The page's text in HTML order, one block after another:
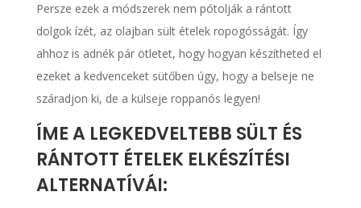
Persze ezek a módszerek nem pótolják a rántott
dolgok ízét, az olajban sült ételek ropogósságát. Így
ahhoz is adnék pár ötletet, hogy hogyan készítheted el
ezeket a kedvenceket sütőben úgy, hogy a belseje ne
száradjon ki, de a külseje roppanós legyen!
ÍME A LEGKEDVELTEBB SÜLT ÉS
RÁNTOTT ÉTELEK ELKÉSZÍTÉSI
ALTERNATÍVÁI: